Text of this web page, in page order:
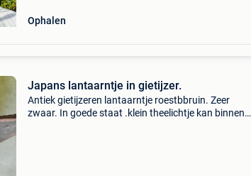
Ophalen
Japans lantaarntje in gietijzer.
Antiek gietijzeren lantaarntje roestbbruin. Zeer
zwaar. In goede staat .klein theelichtje kan binnenin